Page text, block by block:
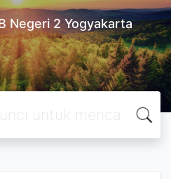
Negeri 2 Yogyakarta